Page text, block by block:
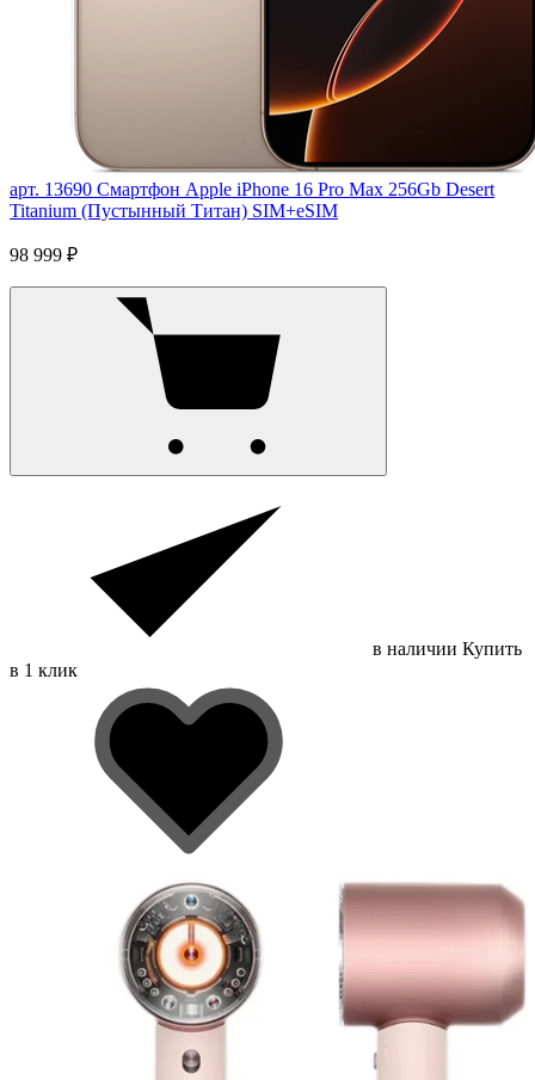
арт. 13690 Смартфон Apple iPhone 16 Pro Max 256Gb Desert
Titanium (Пустынный Титан) SIM+eSIM
98 999 ₽
в наличии Купить
в 1 клик